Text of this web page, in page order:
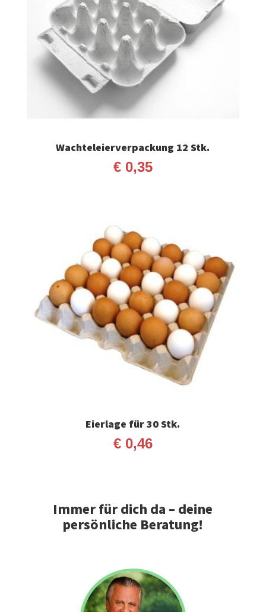
Wachteleierverpackung 12 Stk.
€0,35
Eierlage für 30 Stk.
€0,46
Immer für dich da – deine
persönliche Beratung!